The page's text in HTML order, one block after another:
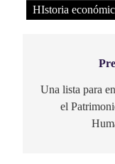
HIstoria
de
entradas
Una lista para
el